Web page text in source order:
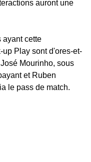
auront une
ayant cette
Play sont d'ores-et-
Mourinho, sous
et Ruben
le pass de match.